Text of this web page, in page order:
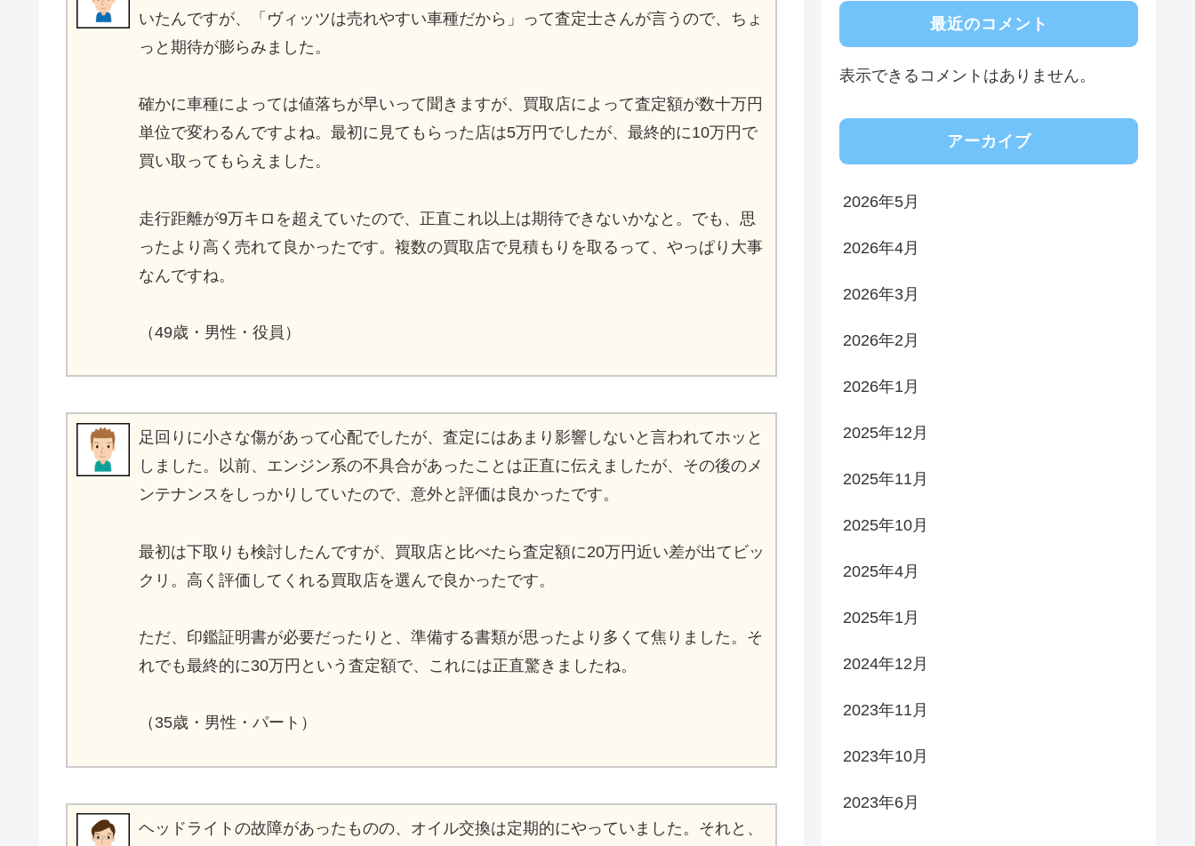
いたんですが、「ヴィッツは売れやすい車種だから」って査定士さんが言うので、ちょ
っと期待が膨らみました。
確かに車種によっては値落ちが早いって聞きますが、買取店によって査定額が数十万円
単位で変わるんですよね。最初に見てもらった店は5万円でしたが、最終的に10万円で
買い取ってもらえました。
走行距離が9万キロを超えていたので、正直これ以上は期待できないかなと。でも、思
ったより高く売れて良かったです。複数の買取店で見積もりを取るって、やっぱり大事
なんですね。
（49歳・男性・役員）
足回りに小さな傷があって心配でしたが、査定にはあまり影響しないと言われてホッと
しました。以前、エンジン系の不具合があったことは正直に伝えましたが、その後のメ
ンテナンスをしっかりしていたので、意外と評価は良かったです。
最初は下取りも検討したんですが、買取店と比べたら査定額に20万円近い差が出てビッ
クリ。高く評価してくれる買取店を選んで良かったです。
ただ、印鑑証明書が必要だったりと、準備する書類が思ったより多くて焦りました。そ
れでも最終的に30万円という査定額で、これには正直驚きましたね。
（35歳・男性・パート）
ヘッドライトの故障があったものの、オイル交換は定期的にやっていました。それと、
最近のコメント
表示できるコメントはありません。
アーカイブ
2026年5月
2026年4月
2026年3月
2026年2月
2026年1月
2025年12月
2025年11月
2025年10月
2025年4月
2025年1月
2024年12月
2023年11月
2023年10月
2023年6月